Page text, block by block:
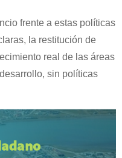
frente a estas políticas
la restitución de
real de las áreas
sin políticas